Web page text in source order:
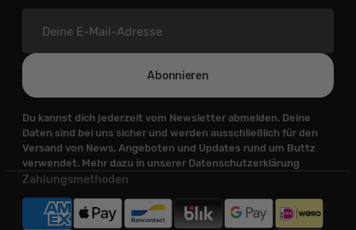
Mail-
Adresse
Abonnieren
Du kannst dich jederzeit vom Newsletter abmelden. Deine
Daten sind bei uns sicher und werden ausschließlich für den
Versand von News, Angeboten und Updates rund um Buttz
verwendet. Mehr dazu in unserer Datenschutzerklärung
Zahlungsmethoden